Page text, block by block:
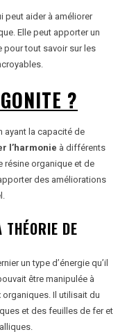
peut aider à améliorer
Elle peut apporter un
pour tout savoir sur les
?
ayant la capacité de
l’harmonie à différents
résine organique et de
des améliorations
THÉORIE DE
un type d’énergie qu’il
être manipulée à
organiques. Il utilisait du
et des feuilles de fer et